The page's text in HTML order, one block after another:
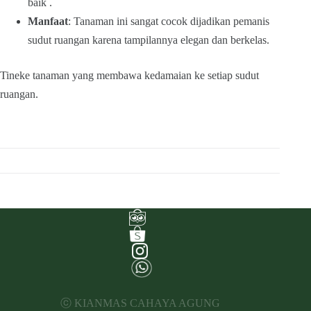
baik .
Manfaat: Tanaman ini sangat cocok dijadikan pemanis
sudut ruangan karena tampilannya elegan dan berkelas.
Tineke tanaman yang membawa kedamaian ke setiap sudut
ruangan.
ⓒ KIANMAS CAHAYA AGUNG